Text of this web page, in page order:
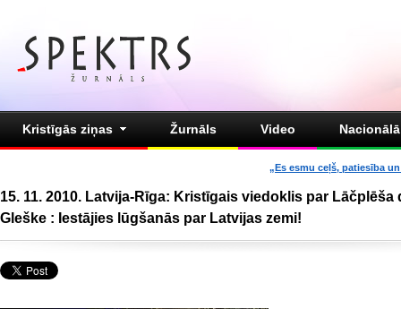
Kristīgās ziņas Žurnāls Video
„Es esmu ceļš, patiesība
15. 11. 2010. Latvija-Rīga: Kristīgais viedoklis par Lāčplēša
Gleške : Iestājies lūgšanās par Latvijas zemi!